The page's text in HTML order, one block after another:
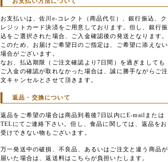
お支払いは、佐川e-コレクト（商品代引）、銀行振込、ク
レジットカード決済をご用意しております。但し、銀行振
込をご選択された場合、ご入金確認後の発送となります。
このため、お届けご希望日のご指定は、ご希望に添えない
場合がございます。
なお、払込期限（ご注文確認より7日間）を過ぎましても
ご入金の確認が取れなかった場合は、誠に勝手ながらご注
文キャンセルとさせて頂きます。
返品・交換について
返品をご希望の場合は商品到着後7日以内にE-mailまたは
TELにてご連絡下さい。但し、食品に関しては、返品をお
受けできない物もございます。
万一発送中の破損、不良品、あるいはご注文と違う商品が
届いた場合は、返送料はこちらが負担いたします。